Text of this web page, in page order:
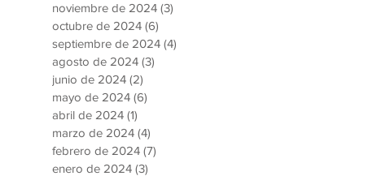
noviembre de 2024 (3)
octubre de 2024 (6)
septiembre de 2024 (4)
agosto de 2024 (3)
junio de 2024 (2)
mayo de 2024 (6)
abril de 2024 (1)
marzo de 2024 (4)
febrero de 2024 (7)
enero de 2024 (3)